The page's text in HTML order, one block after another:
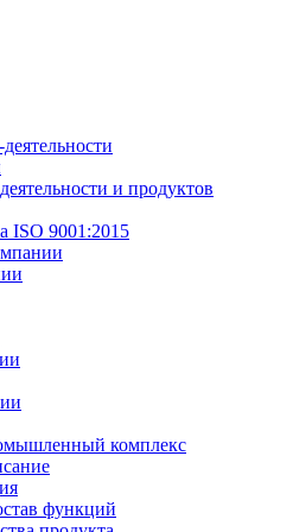
и продуктов
ISO 9001:2015
комплекс
функций